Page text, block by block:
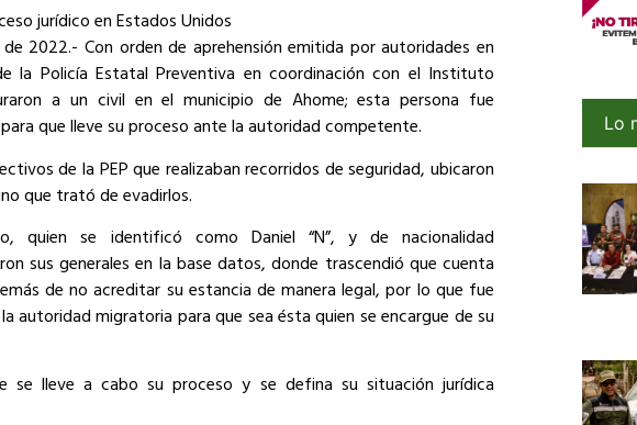
jurídico en Estados Unidos
2022.- Con orden de aprehensión emitida por autoridades en
la Policía Estatal Preventiva en coordinación con el Instituto
a un civil en el municipio de Ahome; esta persona fue
que lleve su proceso ante la autoridad competente.
de la PEP que realizaban recorridos de seguridad, ubicaron
que trató de evadirlos.
quien se identificó como Daniel “N”, y de nacionalidad
sus generales en la base datos, donde trascendió que cuenta
de no acreditar su estancia de manera legal, por lo que fue
autoridad migratoria para que sea ésta quien se encargue de su
se lleve a cabo su proceso y se defina su situación jurídica
Lo